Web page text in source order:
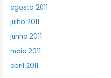
agosto 2011
julho 2011
junho 2011
maio 2011
abril 2011